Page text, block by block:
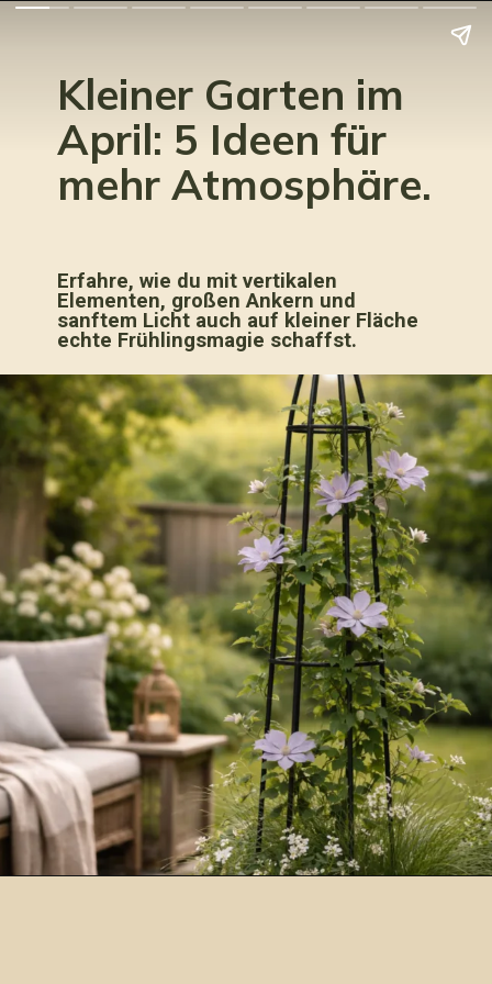
Kleiner Garten im
April: 5 Ideen für
mehr Atmosphäre.
Erfahre, wie du mit vertikalen
Elementen, großen Ankern und
sanftem Licht auch auf kleiner Fläche
echte Frühlingsmagie schaffst.